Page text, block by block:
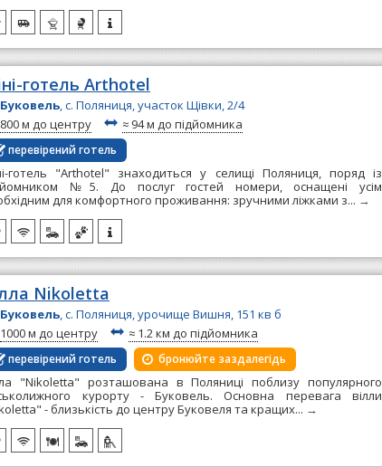
готель Arthotel
Буковель, с. Поляниця, участок Щівки, 2/4
800 м до центру ~ ≈ 94 м до підйомника
перевірений готель
готель "Arthotel" знаходиться у селищі Поляниця, поряд із
№5. До послуг гостей номери, оснащені усім
для комфортного проживання: зручними ліжками з... →
Nikoletta
Буковель, с. Поляниця, урочище Вишня, 151 кв б
1000 м до центру ~ ≈ 1.2 км до підйомника
перевірений готель  бронюйте заздалегідь
"Nikoletta" розташована в Поляниці поблизу популярного
курорту - Буковель. Основна перевага вілли
- близькість до центру Буковеля та кращих... →